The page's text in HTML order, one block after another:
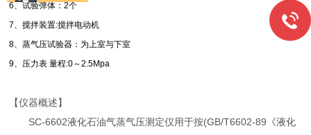
6、试验弹体：2个
7、搅拌装置:搅拌电动机
8、蒸气压试验器：为上室与下室
9、压力表 量程:0～2.5Mpa
【仪器概述】
SC-6602液化石油气蒸气压测定仪用于按(GB/T6602-89《液化